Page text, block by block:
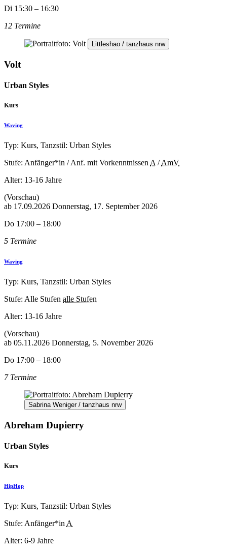
Di 15:30 – 16:30
12 Termine
Littleshao / tanzhaus nrw
Volt
Urban Styles
Kurs
Waving
Typ: Kurs, Tanzstil: Urban Styles
Stufe: Anfänger*in / Anf. mit Vorkenntnissen A /AmV
Alter: 13-16 Jahre
(Vorschau)
ab 17.09.2026 Donnerstag, 17. September 2026
Do 17:00 – 18:00
5 Termine
Waving
Typ: Kurs, Tanzstil: Urban Styles
Stufe: Alle Stufen alle Stufen
Alter: 13-16 Jahre
(Vorschau)
ab 05.11.2026 Donnerstag, 5. November 2026
Do 17:00 – 18:00
7 Termine
Sabrina Weniger / tanzhaus nrw
Abreham Dupierry
Urban Styles
Kurs
HipHop
Typ: Kurs, Tanzstil: Urban Styles
Stufe: Anfänger*in A
Alter: 6-9 Jahre